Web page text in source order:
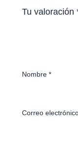
Tu valoración
Nombre*
Correo